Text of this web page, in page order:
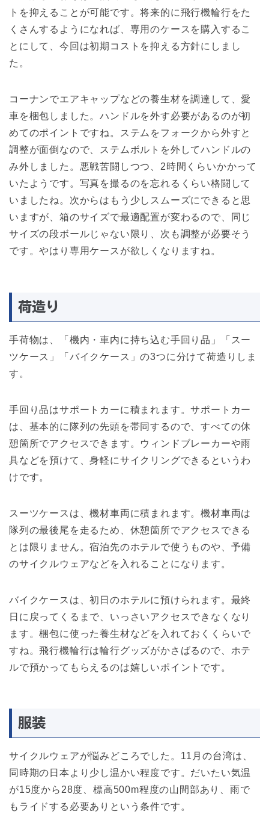
トを抑えることが可能です。将来的に飛行機輪行をた
くさんするようになれば、専用のケースを購入するこ
とにして、今回は初期コストを抑える方針にしまし
た。
コーナンでエアキャップなどの養生材を調達して、愛
車を梱包しました。ハンドルを外す必要があるのが初
めてのポイントですね。ステムをフォークから外すと
調整が面倒なので、ステムボルトを外してハンドルの
み外しました。悪戦苦闘しつつ、2時間くらいかかって
いたようです。写真を撮るのを忘れるくらい格闘して
いましたね。次からはもう少しスムーズにできると思
いますが、箱のサイズで最適配置が変わるので、同じ
サイズの段ボールじゃない限り、次も調整が必要そう
です。やはり専用ケースが欲しくなりますね。
荷造り
手荷物は、「機内・車内に持ち込む手回り品」「スー
ツケース」「バイクケース」の3つに分けて荷造りしま
す。
手回り品はサポートカーに積まれます。サポートカー
は、基本的に隊列の先頭を帯同するので、すべての休
憩箇所でアクセスできます。ウィンドブレーカーや雨
具などを預けて、身軽にサイクリングできるというわ
けです。
スーツケースは、機材車両に積まれます。機材車両は
隊列の最後尾を走るため、休憩箇所でアクセスできる
とは限りません。宿泊先のホテルで使うものや、予備
のサイクルウェアなどを入れることになります。
バイクケースは、初日のホテルに預けられます。最終
日に戻ってくるまで、いっさいアクセスできなくなり
ます。梱包に使った養生材などを入れておくくらいで
すね。飛行機輪行は輪行グッズがかさばるので、ホテ
ルで預かってもらえるのは嬉しいポイントです。
服装
サイクルウェアが悩みどころでした。11月の台湾は、
同時期の日本より少し温かい程度です。だいたい気温
が15度から28度、標高500m程度の山間部あり、雨で
もライドする必要ありという条件です。